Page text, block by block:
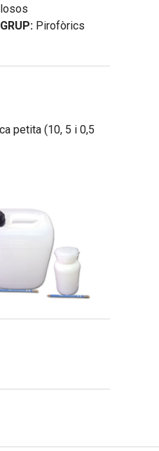
Pirofòrics
petita (10, 5 i 0,5